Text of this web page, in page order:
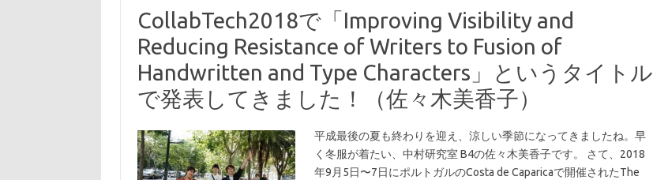
CollabTech2018で「Improving Visibility and
Reducing Resistance of Writers to Fusion of
Handwritten and Type Characters」というタイトル
で発表してきました！（佐々木美香子）
平成最後の夏も終わりを迎え、涼しい季節になってきましたね。早
く冬服が着たい、中村研究室 B4の佐々木美香子です。 さて、2018
年9月5日〜7日にポルトガルのCosta de Caparicaで開催されたThe